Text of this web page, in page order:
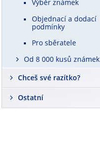
Výběr známek
Objednací a dodací
podmínky
Pro sběratele
Od 8 000 kusů známek
Chceš své razítko?
Ostatní